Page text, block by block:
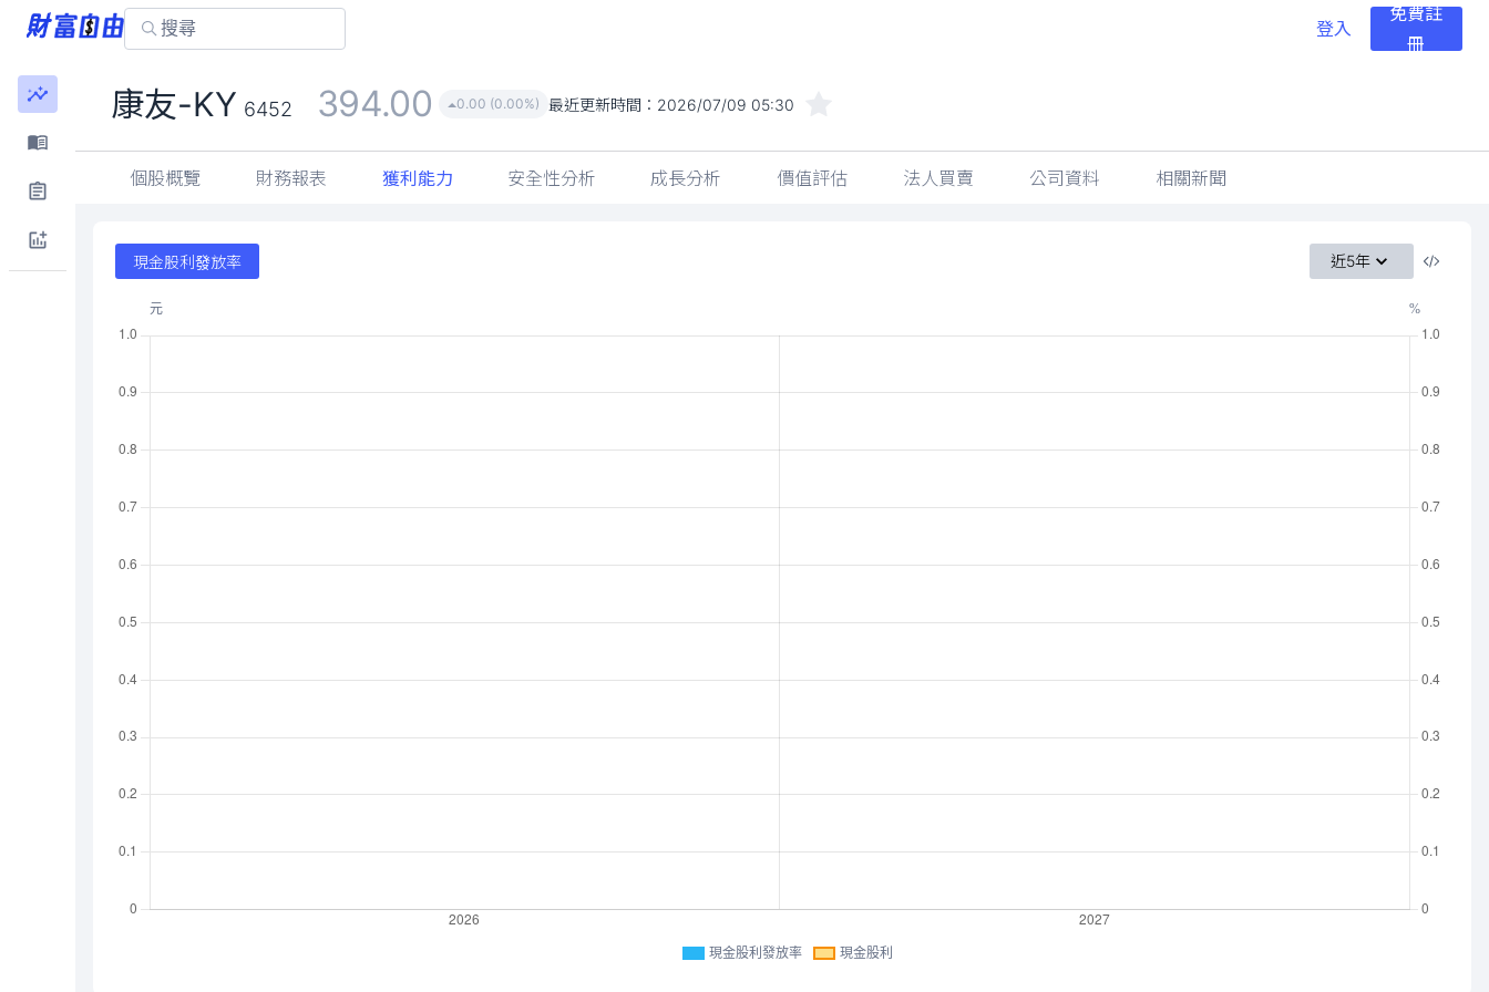
登入
免費註
冊
康友-KY 6452 394.00 0.00 (0.00%) 最近更新時間： 2026/07/09 05:30
個股概覽 財務報表 獲利能力 安全性分析 成長分析 價值評估 法人買賣 公司資料 相關新聞
現金股利發放率 近5年
現金股利發放率 現金股利